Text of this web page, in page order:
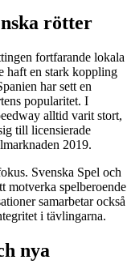
rötter
fortfarande lokala
haft en stark koppling
har sett en
popularitet. I
alltid varit stort,
till licensierade
2019.
Svenska Spel och
motverka spelberoende
samarbetar också
i tävlingarna.
nya